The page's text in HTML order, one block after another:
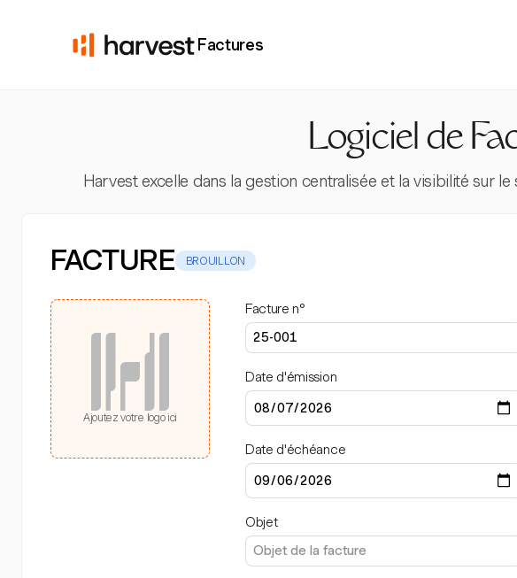
Factures
Logiciel de
Harvest excelle dans la gestion centralisée et la visibilité sur
FACTURE BROUILLON
Ajoutez votre logo ici
Facture n°
Date d'émission
Date d'échéance
Objet